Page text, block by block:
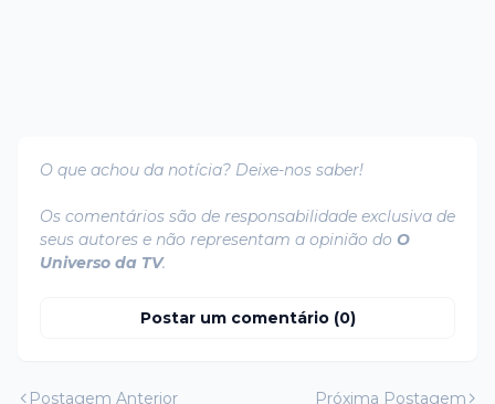
O que achou da notícia? Deixe-nos saber!
Os comentários são de responsabilidade exclusiva de
seus autores e não representam a opinião do O
Universo da TV.
Postar um comentário (0)
Postagem Anterior Próxima Postagem